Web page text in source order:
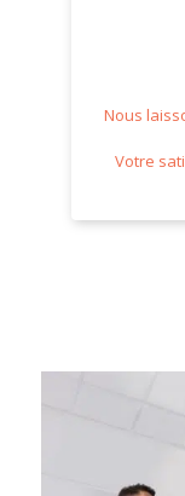
Nous
Votre